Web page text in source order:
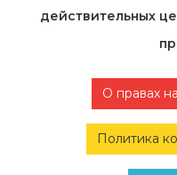
действительных
О правах
Политика